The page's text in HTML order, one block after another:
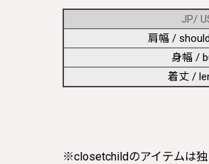
JP/
肩幅 /
身幅 /
着丈 /
※closetchildのアイテムは独